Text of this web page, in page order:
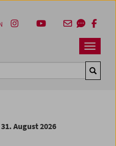
Navbar
August 2026